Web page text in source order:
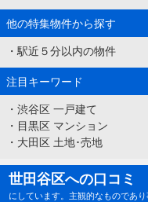
他の特集物件から探す
・ 駅近５分以内の物件
注目キーワード
・ 渋谷区 一戸建て
・ 目黒区 マンション
・ 大田区 土地･売地
世田谷区への口コミ
にしています。主観的なものであ